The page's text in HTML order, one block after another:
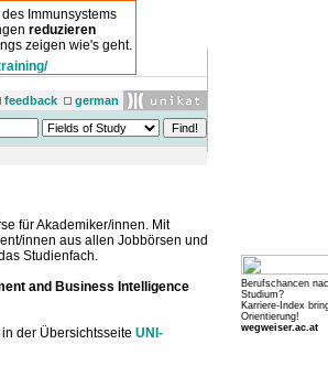
Immunsystems
reduzieren
zeigen wie's geht.
feedback german
für Akademiker/innen. Mit
innen aus allen Jobbörsen und
Studienfach.
and Business Intelligence
der Übersichtsseite UNI-
Berufschancen
Studium?
Karriere-Index
Orientierung!
wegweiser.ac.at